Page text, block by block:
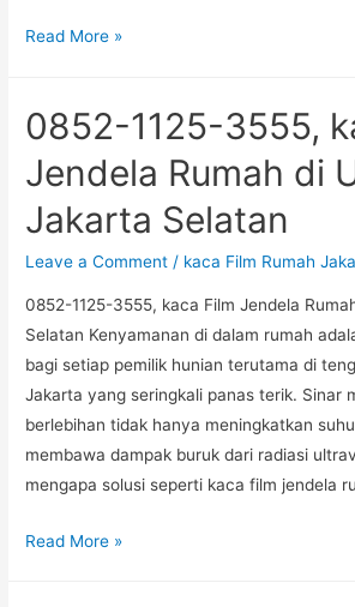
CS
Kaca
Hotel
Paling
3M
Auto
Film
di
Pisangan
Timur
Jakarta
Timur
Read More »
0852-1125-3555,
Jendela Rumah di
Jakarta Selatan
Leave a Comment / kaca Film Rumah
0852-1125-3555, kaca Film Jendela
Selatan Kenyamanan di dalam rumah
bagi setiap pemilik hunian terutama di
Jakarta yang seringkali panas terik. Sinar
berlebihan tidak hanya meningkatkan
membawa dampak buruk dari radiasi
mengapa solusi seperti kaca film jendela
0852-
Read More »